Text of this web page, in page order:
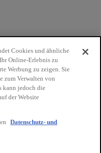
Cookies und ähnliche
Online-Erlebnis zu
Werbung zu zeigen. Sie
zum Verwalten von
kann jedoch die
der Website
Datenschutz- und